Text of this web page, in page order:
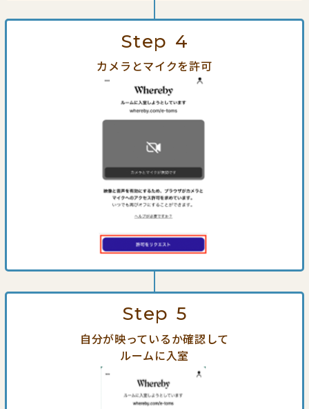
Step 4
カメラとマイクを許可
Step 5
自分が映っているか確認して
ルームに入室